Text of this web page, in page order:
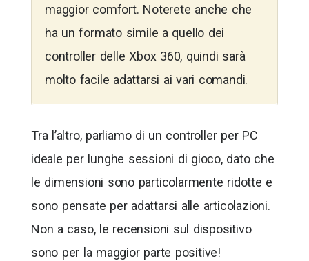
maggior comfort. Noterete anche che
ha un formato simile a quello dei
controller delle Xbox 360, quindi sarà
molto facile adattarsi ai vari comandi.
Tra l’altro, parliamo di un controller per PC
ideale per lunghe sessioni di gioco, dato che
le dimensioni sono particolarmente ridotte e
sono pensate per adattarsi alle articolazioni.
Non a caso, le recensioni sul dispositivo
sono per la maggior parte positive!